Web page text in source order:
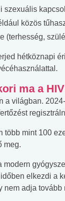
szexuális
közös
(terhesség,
hétköznapi
ma a
a világban.
több mint 100
meg.
modern
elkezdi a
nem adja tovább